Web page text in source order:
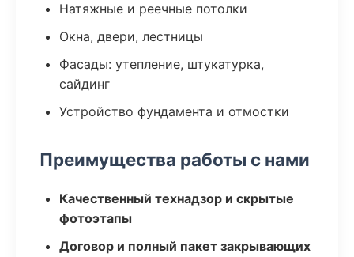
Натяжные и реечные потолки
Окна, двери, лестницы
Фасады: утепление, штукатурка,
сайдинг
Устройство фундамента и отмостки
Преимущества работы с нами
Качественный технадзор и скрытые
фотоэтапы
Договор и полный пакет закрывающих